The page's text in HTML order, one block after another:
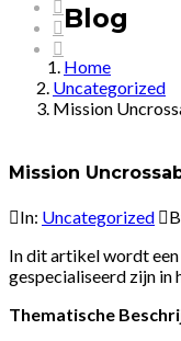
Blog
Home
Uncategorized
Mission
Mission
In: Uncategorized
In dit artikel wordt
gespecialiseerd zijn in
Thematische